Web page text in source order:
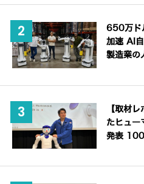
650万ド
加速 AI
製造業の
【取材
たヒュー
発表 100